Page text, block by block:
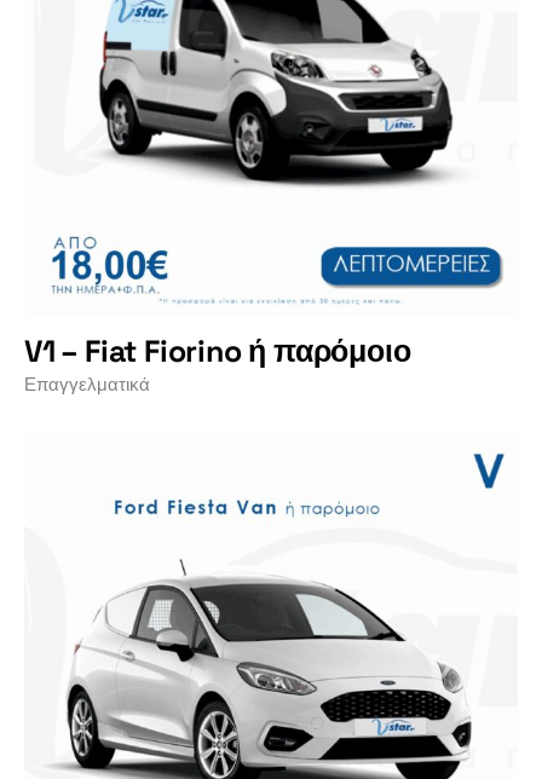
V1 – Fiat Fiorino ή παρόμοιο
Επαγγελματικά